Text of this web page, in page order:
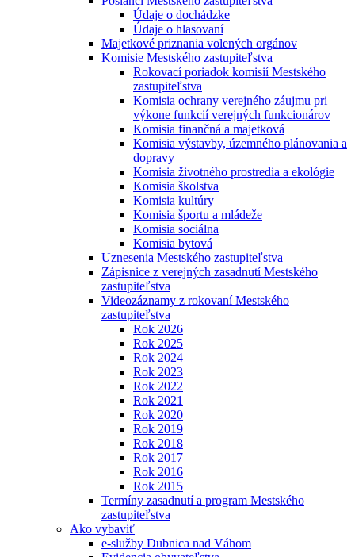
Údaje o dochádzke
Údaje o hlasovaní
Majetkové priznania volených orgánov
Komisie Mestského zastupiteľstva
Rokovací poriadok komisií Mestského
zastupiteľstva
Komisia ochrany verejného záujmu pri
výkone funkcií verejných funkcionárov
Komisia finančná a majetková
Komisia výstavby, územného plánovania a
dopravy
Komisia životného prostredia a ekológie
Komisia školstva
Komisia kultúry
Komisia športu a mládeže
Komisia sociálna
Komisia bytová
Uznesenia Mestského zastupiteľstva
Zápisnice z verejných zasadnutí Mestského
zastupiteľstva
Videozáznamy z rokovaní Mestského
zastupiteľstva
Rok 2026
Rok 2025
Rok 2024
Rok 2023
Rok 2022
Rok 2021
Rok 2020
Rok 2019
Rok 2018
Rok 2017
Rok 2016
Rok 2015
Termíny zasadnutí a program Mestského
zastupiteľstva
Ako vybaviť
e-služby Dubnica nad Váhom